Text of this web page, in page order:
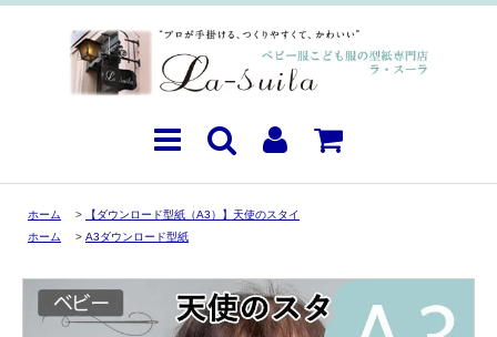
ホーム >
【ダウンロード型紙（A3）】天使のスタイ
ホーム
> A3ダウンロード型紙